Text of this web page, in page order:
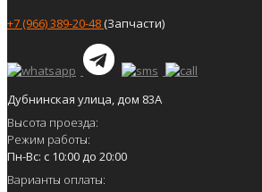
+7 (966) 389-20-48(Запчасти)
Дубнинская улица, дом 83А
Высота проезда:
Режим работы:
Пн-Вс: с 10:00 до 20:00
Варианты оплаты: